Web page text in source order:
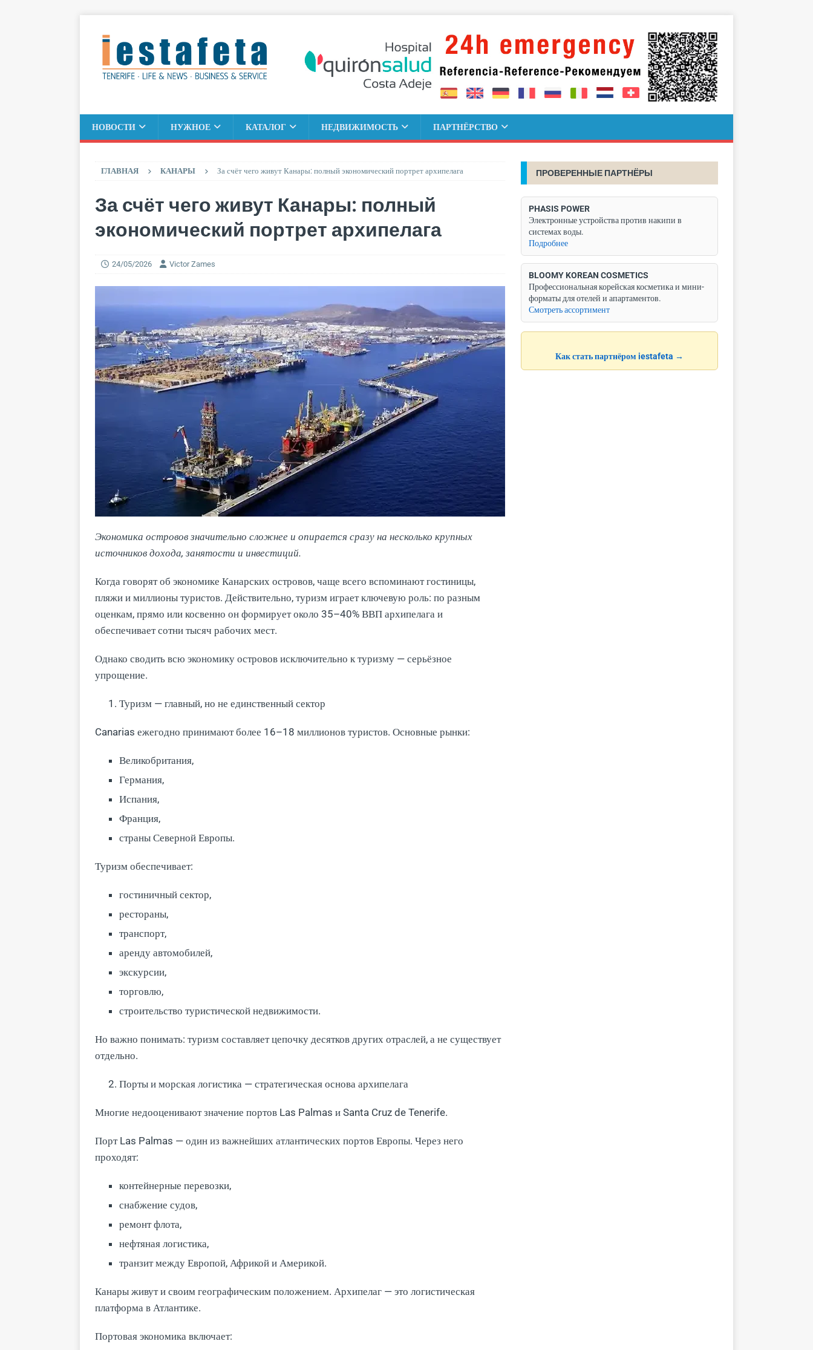
НОВОСТИ НУЖНОЕ КАТАЛОГ НЕДВИЖИМОСТЬ ПАРТНЁРСТВО
ГЛАВНАЯ КАНАРЫ За счёт чего живут Канары: полный экономический портрет архипелага
За счёт чего живут Канары: полный
экономический портрет архипелага
24/05/2026 Victor Zames
Экономика островов значительно сложнее и опирается сразу на несколько крупных
источников дохода, занятости и инвестиций.
Когда говорят об экономике Канарских островов, чаще всего вспоминают гостиницы,
пляжи и миллионы туристов. Действительно, туризм играет ключевую роль: по разным
оценкам, прямо или косвенно он формирует около 35–40% ВВП архипелага и
обеспечивает сотни тысяч рабочих мест.
Однако сводить всю экономику островов исключительно к туризму — серьёзное
упрощение.
Туризм — главный, но не единственный сектор
Canarias ежегодно принимают более 16–18 миллионов туристов. Основные рынки:
Великобритания,
Германия,
Испания,
Франция,
страны Северной Европы.
Туризм обеспечивает:
гостиничный сектор,
рестораны,
транспорт,
аренду автомобилей,
экскурсии,
торговлю,
строительство туристической недвижимости.
Но важно понимать: туризм составляет цепочку десятков других отраслей, а не существует
отдельно.
Порты и морская логистика — стратегическая основа архипелага
Многие недооценивают значение портов Las Palmas и Santa Cruz de Tenerife.
Порт Las Palmas — один из важнейших атлантических портов Европы. Через него
проходят:
контейнерные перевозки,
снабжение судов,
ремонт флота,
нефтяная логистика,
транзит между Европой, Африкой и Америкой.
Канары живут и своим географическим положением. Архипелаг — это логистическая
платформа в Атлантике.
Портовая экономика включает:
ПРОВЕРЕННЫЕ ПАРТНЁРЫ
PHASIS POWER
Электронные устройства против накипи в
системах воды.
Подробнее
BLOOMY KOREAN COSMETICS
Профессиональная корейская косметика и мини-
форматы для отелей и апартаментов.
Смотреть ассортимент
Как стать партнёром iestafeta →